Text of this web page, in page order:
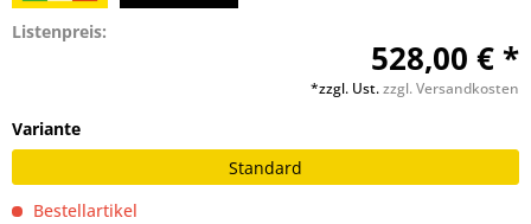
Listenpreis:
528,00 € *
*zzgl. Ust.zzgl. Versandkosten
Variante
Standard
Bestellartikel